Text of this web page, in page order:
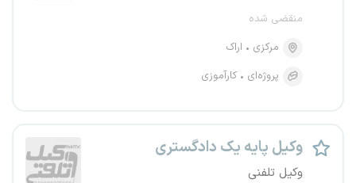
منقضی شده
مرکزی
اراک
پروژه‌ای
کارآموزی
وکیل پایه یک دادگستری
وکیل تلفنی